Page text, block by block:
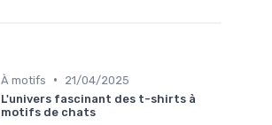
À motifs •
21/04/2025
L'univers fascinant des t-shirts à
motifs de chats